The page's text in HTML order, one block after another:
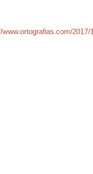
www.ortografias.com/